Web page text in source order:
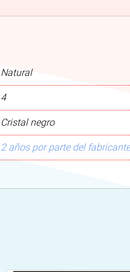
Natural
4
Cristal negro
2 años por parte del fabricante